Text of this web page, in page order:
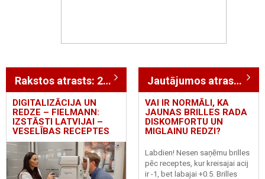
Rakstos atrasts: 299
DIGITALIZĀCIJA UN
REDZE – FIELMANN:
IZSTĀSTI LATVIJAI –
VESELĪBAS RECEPTES
Jautājumos atrasts: 680
VAI IR NORMĀLI, KA
JAUNAS BRILLES RADA
DISKOMFORTU UN
MIGLAINU REDZI?
Labdien! Nesen saņēmu brilles
pēc receptes, kur kreisajai acij
ir -1, bet labajai +0.5. Brilles